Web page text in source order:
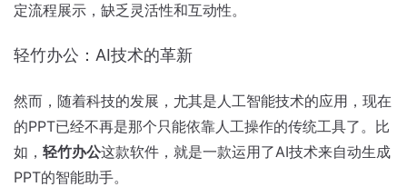
定流程展示，缺乏灵活性和互动性。
轻竹办公：AI技术的革新
然而，随着科技的发展，尤其是人工智能技术的应用，现在
的PPT已经不再是那个只能依靠人工操作的传统工具了。比
如， 轻竹办公这款软件，就是一款运用了AI技术来自动生成
PPT的智能助手。